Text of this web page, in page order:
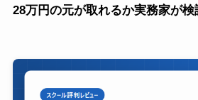
28万円の元が取れるか実務家が検